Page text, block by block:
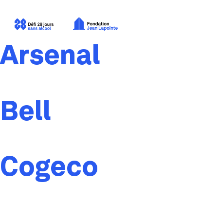
Arsenal
Bell
Cogeco